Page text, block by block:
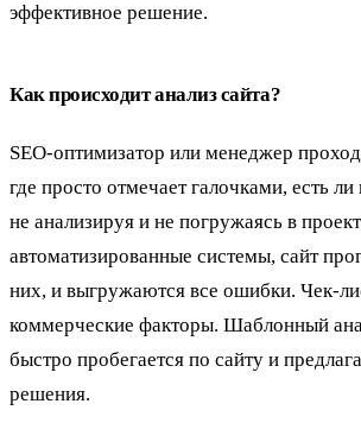
эффективное решение.
Как происходит анализ сайта?
SEO-оптимизатор или менеджер
где просто отмечает галочками, есть
не анализируя и не погружаясь в
автоматизированные системы, сайт
них, и выгружаются все ошибки. Чек-
коммерческие факторы. Шаблонный
быстро пробегается по сайту и
решения.